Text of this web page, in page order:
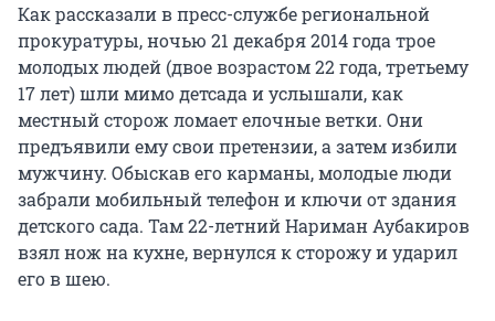
Как рассказали в пресс-службе региональной
прокуратуры, ночью 21 декабря 2014 года трое
молодых людей (двое возрастом 22 года, третьему
17 лет) шли мимо детсада и услышали, как
местный сторож ломает елочные ветки. Они
предъявили ему свои претензии, а затем избили
мужчину. Обыскав его карманы, молодые люди
забрали мобильный телефон и ключи от здания
детского сада. Там 22-летний Нариман Аубакиров
взял нож на кухне, вернулся к сторожу и ударил
его в шею.